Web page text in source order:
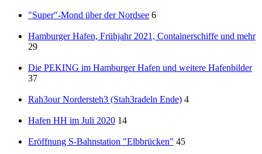
"Super"-Mond über der Nordsee 6
Hamburger Hafen, Frühjahr 2021, Containerschiffe und mehr
29
Die PEKING im Hamburger Hafen und weitere Hafenbilder
37
Rah3our Nordersteh3 (Stah3radeln Ende) 4
Hafen HH im Juli 2020 14
Eröffnung S-Bahnstation "Elbbrücken" 45